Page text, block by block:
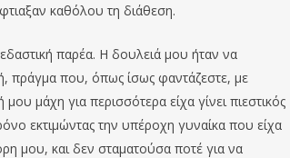
καθόλου τη διάθεση.
παρέα. Η δουλειά μου ήταν να
πράγμα που, όπως ίσως φαντάζεστε, με
μάχη για περισσότερα είχα γίνει πιεστικός
εκτιμώντας την υπέροχη γυναίκα που είχα
μου, και δεν σταματούσα ποτέ για να